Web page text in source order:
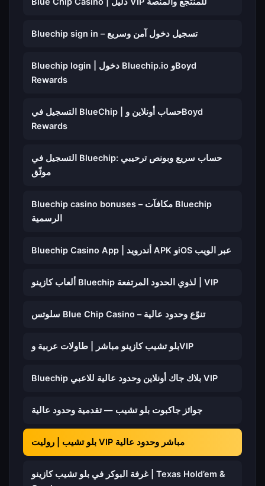
Bluechip sign in – تسجيل دخول آمن وسريع
Bluechip login | دخول Bluechip.io وBoyd
Rewards
التسجيل في BlueChip | حساب أونلاين وBoyd
Rewards
التسجيل في Bluechip: حساب سريع وبونص ترحيبي
موثّق
Bluechip casino bonuses – مكافآت Bluechip
الرسمية
Bluechip Casino App | أندرويد APK وiOS عبر الويب
ألعاب كازينو Bluechip لذوي الحدود المرتفعة | VIP
سلوتس Blue Chip Casino – تنوّع وحدود عالية
بلو تشيب كازينو مباشر | طاولات عربية وVIP
Bluechip بلاك جاك أونلاين وحدود عالية للاعبي VIP
جوائز جاكبوت بلو تشيب — تقدمية وحدود عالية
بلو تشيب | روليت VIP مباشر وحدود عالية
غرفة البوكر في بلو تشيب كازينو | Texas Hold’em &